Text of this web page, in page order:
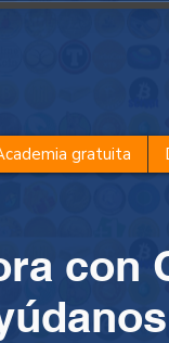
gratuita
con